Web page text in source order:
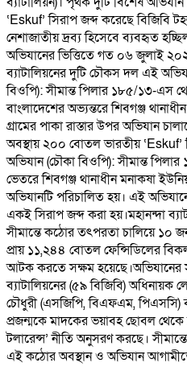
‘Eskuf’ সিরাপ জব্দ করেছে বিজিবি
নেশাজাতীয় দ্রব্য হিসেবে ব্যবহৃত
অভিযানের ভিত্তিতে গত ০৬ জুলাই
ব্যাটালিয়নের দুটি চৌকস দল এই
বিওপি): সীমান্ত পিলার ১৮৫/১৩-এস
বাংলাদেশের অভ্যন্তরে শিবগঞ্জ
গ্রামের পাকা রাস্তার উপর অভিযান
অবস্থায় ২০০ বোতল ভারতীয় ‘Eskuf’
অভিযান (চৌকা বিওপি): সীমান্ত
ভেতরে শিবগঞ্জ থানাধীন মনাকষা
অভিযানটি পরিচালিত হয়। এই
একই সিরাপ জব্দ করা হয়। ​ মহানন্দা
সীমান্তে কঠোর তৎপরতা চালিয়ে ১০
প্রায় ১১,২৪৪ বোতল ফেন্সিডিলের
আটক করতে সক্ষম হয়েছে। ​ ​অভিযানের
ব্যাটালিয়নের (৫৯ বিজিবি) অধিনায়ক
চৌধুরী (এসজিপি, বিএফএম, পিএসসি)
প্রজন্মকে মাদকের ভয়াবহ ছোবল থেকে
টলারেন্স’ নীতি অনুসরণ করছে।
এই কঠোর অবস্থান ও অভিযান